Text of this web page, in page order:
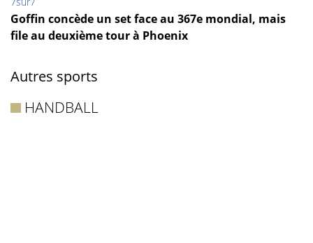
Goffin concède un set face au 367e mondial, mais
file au deuxième tour à Phoenix
Autres sports
HANDBALL